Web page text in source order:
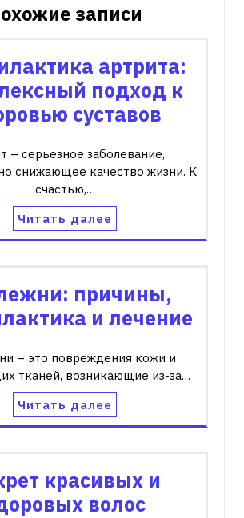
записи
артрита:
подход к
суставов
– серьезное заболевание,
снижающее качество жизни. К
счастью,…
Читать далее
причины,
и лечение
– это повреждения кожи и
тканей‚ возникающие из-за…
Читать далее
красивых и
волос